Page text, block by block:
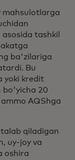
mahsulotlarga
tashkil
ba'zilariga
Bu
yoki kredit
20
AQShga
qiladigan
uy-joy va
oshira